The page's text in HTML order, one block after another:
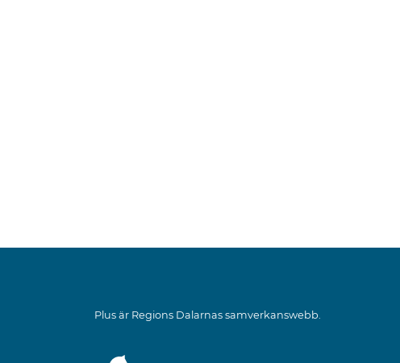
Plus är Regions Dalarnas samverkanswebb.